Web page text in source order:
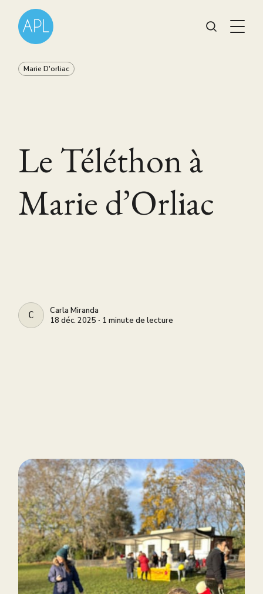
Marie D'orliac
Le Téléthon à
Marie d’Orliac
CARLA MIRANDA
Carla Miranda
18 déc. 2025 ∙ 1 minute de lecture